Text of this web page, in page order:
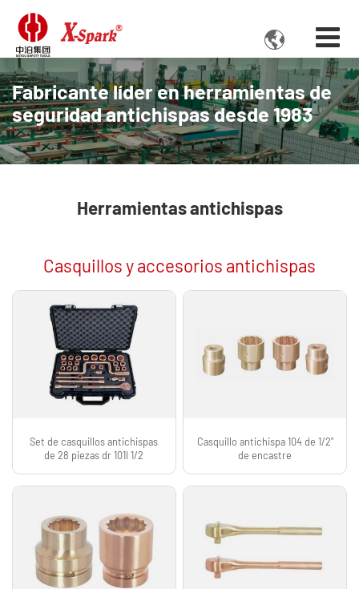

Fabricante líder en herramientas de
seguridad antichispas desde 1983
Herramientas antichispas
Casquillos y accesorios antichispas
Set de casquillos antichispas
de 28 piezas dr 101I 1/2
Casquillo antichispa 104 de 1/2"
de encastre